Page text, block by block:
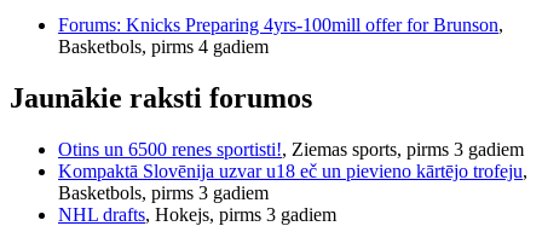
Forums: Knicks Preparing 4yrs-100mill offer for Brunson,
Basketbols, pirms 4 gadiem
Jaunākie raksti forumos
Otins un 6500 renes sportisti!, Ziemas sports, pirms 3 gadiem
Kompaktā Slovēnija uzvar u18 eč un pievieno kārtējo trofeju,
Basketbols, pirms 3 gadiem
NHL drafts, Hokejs, pirms 3 gadiem